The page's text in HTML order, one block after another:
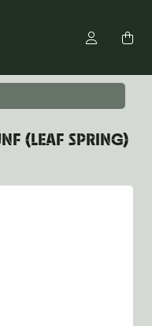
(LEAF SPRING)